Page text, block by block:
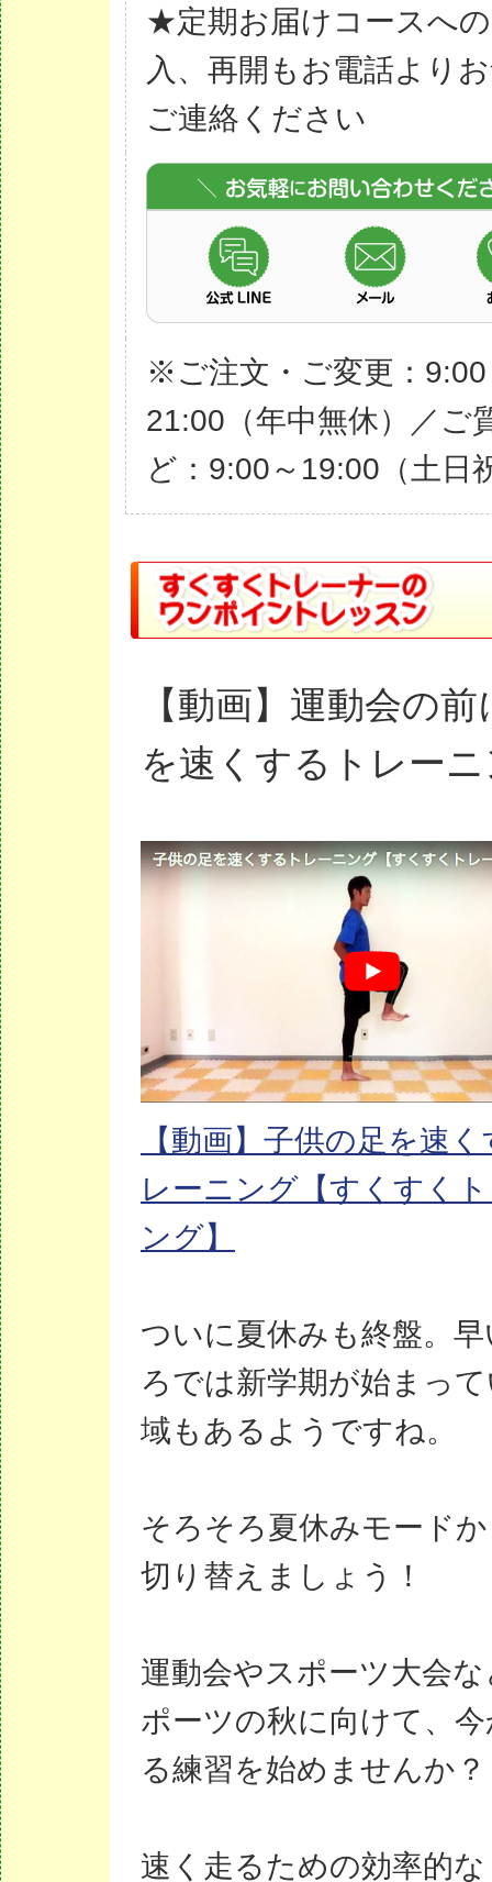
★定期お届けコースへ
入、再開もお電話より
ご連絡ください
※ご注文・ご変更：
21:00（年中無休）／ご
ど：9:00～19:00（土日
【動画】運動会の
を速くするトレー
【動画】子供の足を速
レーニング【すくすく
ング】
ついに夏休みも終盤。
ろでは新学期が始まっ
域もあるようですね。
そろそろ夏休みモード
切り替えましょう！
運動会やスポーツ大会
ポーツの秋に向けて、
る練習を始めませんか？
速く走るための効率的